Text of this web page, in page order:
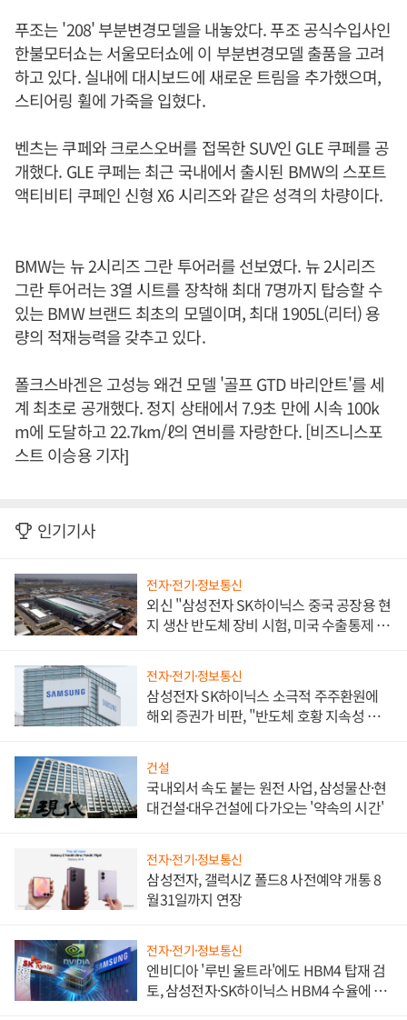
푸조는 '208' 부분변경모델을 내놓았다. 푸조 공식수입사인
한불모터쇼는 서울모터쇼에 이 부분변경모델 출품을 고려
하고 있다. 실내에 대시보드에 새로운 트림을 추가했으며,
스티어링 휠에 가죽을 입혔다.
벤츠는 쿠페와 크로스오버를 접목한 SUV인 GLE 쿠페를 공
개했다. GLE 쿠페는 최근 국내에서 출시된 BMW의 스포트
액티비티 쿠페인 신형 X6 시리즈와 같은 성격의 차량이다.
BMW는 뉴 2시리즈 그란 투어러를 선보였다. 뉴 2시리즈
그란 투어러는 3열 시트를 장착해 최대 7명까지 탑승할 수
있는 BMW 브랜드 최초의 모델이며, 최대 1905L(리터) 용
량의 적재능력을 갖추고 있다.
폴크스바겐은 고성능 왜건 모델 '골프 GTD 바리안트'를 세
계 최초로 공개했다. 정지 상태에서 7.9초 만에 시속 100k
m에 도달하고 22.7km/ℓ의 연비를 자랑한다. [비즈니스포
스트 이승용 기자]
인기기사
전자·전기·정보통신
외신 "삼성전자 SK하이닉스 중국 공장용 현
지 생산 반도체 장비 시험, 미국 수출통제 대
전자·전기·정보통신
삼성전자 SK하이닉스 소극적 주주환원에
해외 증권가 비판, "반도체 호황 지속성 의
건설
국내외서 속도 붙는 원전 사업, 삼성물산·현
대건설·대우건설에 다가오는 '약속의 시간'
전자·전기·정보통신
삼성전자, 갤럭시Z 폴드8 사전예약 개통 8
월31일까지 연장
전자·전기·정보통신
엔비디아 '루빈 울트라'에도 HBM4 탑재 검
토, 삼성전자·SK하이닉스 HBM4 수율에 주